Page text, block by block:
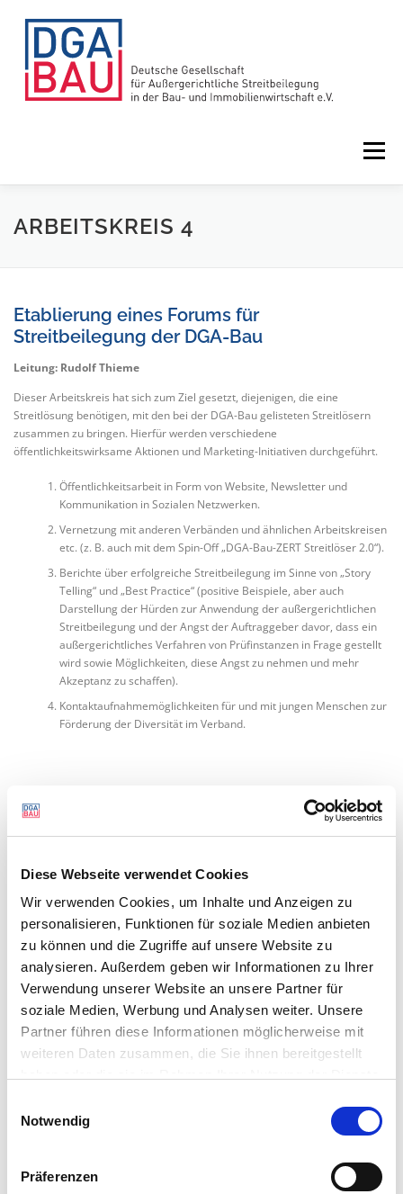
Diese Webseite verwendet Cookies
Wir verwenden Cookies, um Inhalte und Anzeigen zu
personalisieren, Funktionen für soziale Medien anbieten
zu können und die Zugriffe auf unsere Website zu
analysieren. Außerdem geben wir Informationen zu Ihrer
Verwendung unserer Website an unsere Partner für
soziale Medien, Werbung und Analysen weiter. Unsere
Partner führen diese Informationen möglicherweise mit
weiteren Daten zusammen, die Sie ihnen bereitgestellt
Cookies, wenn Sie unsere Webseite weiterhin nutzen.
Notwendig
Präferenzen
Menü
HOME VORTEILE
ARBEITSKREIS 4
Etablierung eines Forums für
Streitbeilegung der DGA-Bau
Leitung: Rudolf Thieme
Dieser Arbeitskreis hat sich zum Ziel gesetzt, diejenigen, die eine
Streitlösung benötigen, mit den bei der DGA-Bau gelisteten Streitlösern
zusammen zu bringen. Hierfür werden verschiedene
öffentlichkeitswirksame Aktionen und Marketing-Initiativen durchgeführt.
Öffentlichkeitsarbeit in Form von Website, Newsletter und
Kommunikation in Sozialen Netzwerken.
Vernetzung mit anderen Verbänden und ähnlichen Arbeitskreisen
etc. (z. B. auch mit dem Spin-Off „DGA-Bau-ZERT Streitlöser 2.0“).
Berichte über erfolgreiche Streitbeilegung im Sinne von „Story
Telling“ und „Best Practice“ (positive Beispiele, aber auch
Darstellung der Hürden zur Anwendung der außergerichtlichen
Streitbeilegung und der Angst der Auftraggeber davor, dass ein
außergerichtliches Verfahren von Prüfinstanzen in Frage gestellt
wird sowie Möglichkeiten, diese Angst zu nehmen und mehr
Akzeptanz zu schaffen).
Kontaktaufnahmemöglichkeiten für und mit jungen Menschen zur
Förderung der Diversität im Verband.
Suchen
nach:
UNSERE LEISTUNGEN
Literatur
Streitlöserliste-alt
Verfahrensfinder
Mitglied oder Streitlöser werden
Arbeitskreise
Kongresse